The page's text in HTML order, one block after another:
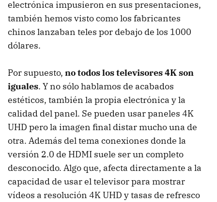
electrónica impusieron en sus presentaciones,
también hemos visto como los fabricantes
chinos lanzaban teles por debajo de los 1000
dólares.
Por supuesto, no todos los televisores 4K son
iguales. Y no sólo hablamos de acabados
estéticos, también la propia electrónica y la
calidad del panel. Se pueden usar paneles 4K
UHD pero la imagen final distar mucho una de
otra. Además del tema conexiones donde la
versión 2.0 de HDMI suele ser un completo
desconocido. Algo que, afecta directamente a la
capacidad de usar el televisor para mostrar
vídeos a resolución 4K UHD y tasas de refresco